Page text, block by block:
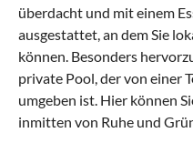
überdacht und mit einem
ausgestattet, an dem Sie
können. Besonders
private Pool, der von einer
umgeben ist. Hier können
inmitten von Ruhe und